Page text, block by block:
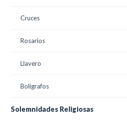
Cruces
Rosarios
Llavero
Bolígrafos
Solemnidades Religiosas